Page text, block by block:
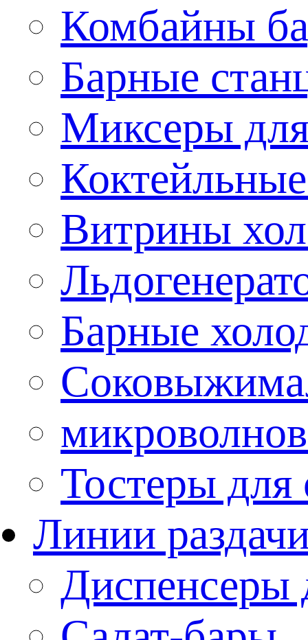
Комбайны
Барные
Миксеры
Витрины
Барные
Тостеры
Линии
Диспенсеры